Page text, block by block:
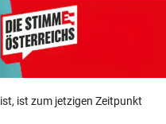
ist zum jetzigen Zeitpunkt